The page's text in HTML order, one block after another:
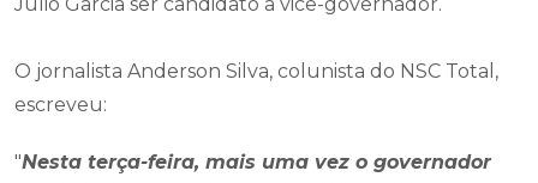
O jornalista Anderson Silva, colunista do NSC Total,
escreveu:
"Nesta terça-feira, mais uma vez o governador